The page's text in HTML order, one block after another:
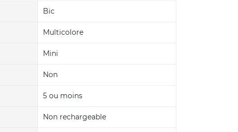
Bic
Multicolore
Mini
Non
5 ou moins
Non rechargeable